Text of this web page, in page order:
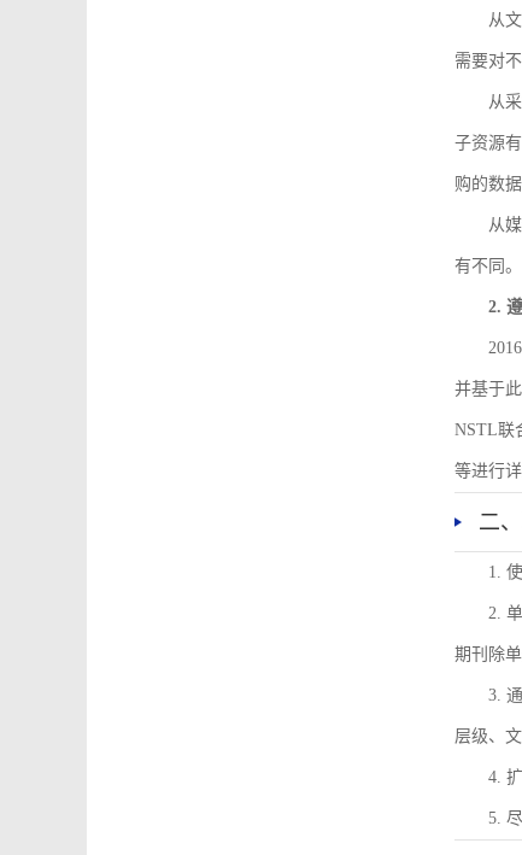
从
需要对
从
子资源
购的数
从
有不同。
2.
并基于
NSTL联
等进行
二
1.
2.
期刊除
3.
层级、
4.
5.